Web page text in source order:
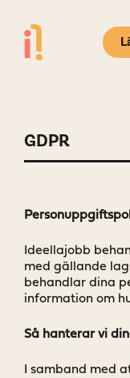
GDPR
Ideellajobb
med gällande
behandlar dina
information om
Så hanterar vi
I samband med